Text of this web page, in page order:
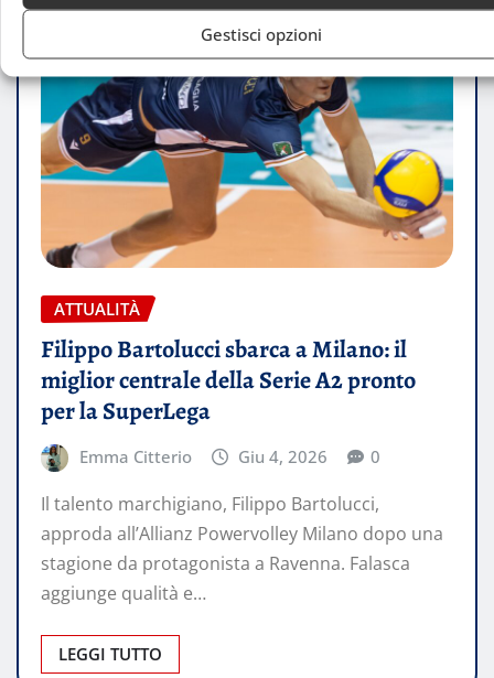
Gestisci opzioni
ATTUALITÀ
Filippo Bartolucci sbarca a Milano: il
miglior centrale della Serie A2 pronto
per la SuperLega
Emma Citterio Giu 4, 2026 0
Il talento marchigiano, Filippo Bartolucci,
approda all’Allianz Powervolley Milano dopo una
stagione da protagonista a Ravenna. Falasca
aggiunge qualità e…
LEGGI TUTTO